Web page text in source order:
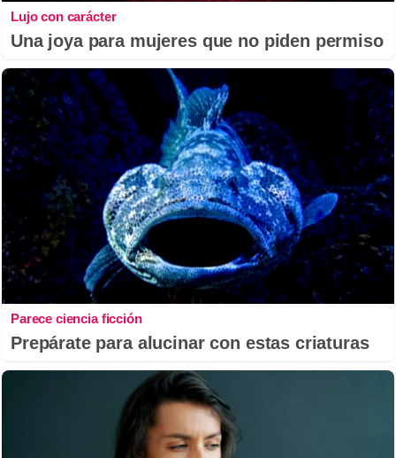
Lujo con carácter
Una joya para mujeres que no piden permiso
Parece ciencia ficción
Prepárate para alucinar con estas criaturas